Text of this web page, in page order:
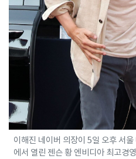
이해진 네이버 의장이 5일 오후 서
에서 열린 젠슨 황 엔비디아 최고경